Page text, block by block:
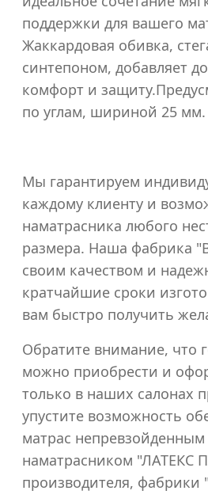
1400x2000
1600x2000
1800x2000
поддержки для вашего
Жаккардовая обивка,
синтепоном, добавляет
комфорт и
по углам, шириной 25 мм.
Мы гарантируем
каждому клиенту и
наматрасника любого
размера. Наша фабрика
своим качеством и
кратчайшие сроки
вам быстро получить
Обратите внимание, что
можно приобрести и
только в наших салонах
упустите возможность
матрас
наматрасником "ЛАТЕКС
производителя, фабрики